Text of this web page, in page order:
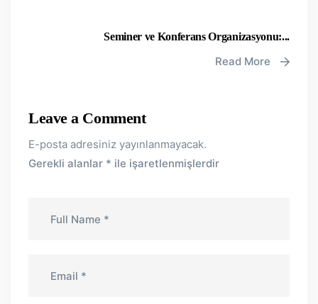
Seminer ve Konferans Organizasyonu:...
Read More
Leave a Comment
E-posta adresiniz yayınlanmayacak.
Gerekli alanlar * ile işaretlenmişlerdir